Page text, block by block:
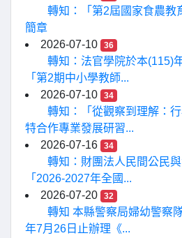
轉知：「第2屆國家食農教
簡章
2026-07-10
36
轉知：法官學院於本(115)
「第2期中小學教師...
2026-07-10
34
轉知：「從觀察到理解：
特合作專業發展研習...
2026-07-16
34
轉知：財團法人民間公民
「2026-2027年全國...
2026-07-20
32
轉知 本縣警察局婦幼警察
年7月26日止辦理《...